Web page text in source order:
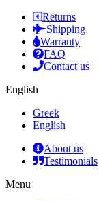
Returns
Shipping
Warranty
FAQ
Contact us
English
Greek
English
About us
Testimonials
Menu